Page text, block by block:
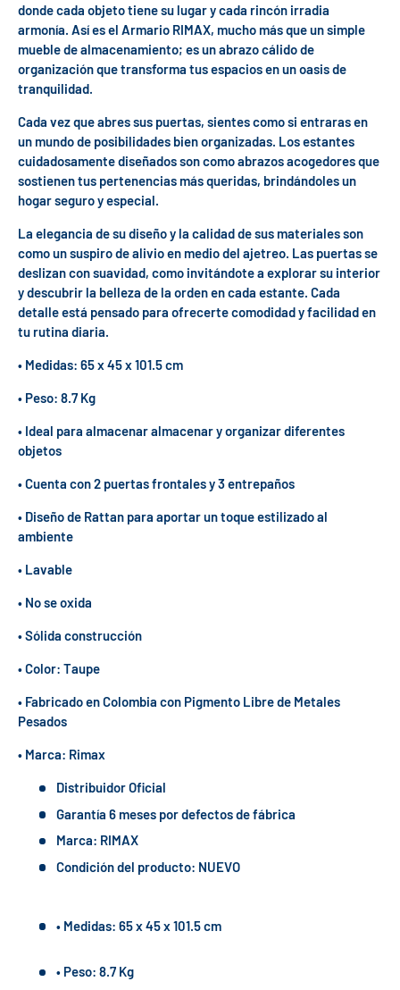
donde cada objeto tiene su lugar y cada rincón irradia
armonía. Así es el Armario RIMAX, mucho más que un simple
mueble de almacenamiento; es un abrazo cálido de
organización que transforma tus espacios en un oasis de
tranquilidad.
Cada vez que abres sus puertas, sientes como si entraras en
un mundo de posibilidades bien organizadas. Los estantes
cuidadosamente diseñados son como abrazos acogedores que
sostienen tus pertenencias más queridas, brindándoles un
hogar seguro y especial.
La elegancia de su diseño y la calidad de sus materiales son
como un suspiro de alivio en medio del ajetreo. Las puertas se
deslizan con suavidad, como invitándote a explorar su interior
y descubrir la belleza de la orden en cada estante. Cada
detalle está pensado para ofrecerte comodidad y facilidad en
tu rutina diaria.
• Medidas: 65 x 45 x 101.5 cm
• Peso: 8.7 Kg
• Ideal para almacenar almacenar y organizar diferentes
objetos
• Cuenta con 2 puertas frontales y 3 entrepaños
• Diseño de Rattan para aportar un toque estilizado al
ambiente
• Lavable
• No se oxida
• Sólida construcción
• Color: Taupe
• Fabricado en Colombia con Pigmento Libre de Metales
Pesados
• Marca: Rimax
Distribuidor Oficial
Garantía 6 meses por defectos de fábrica
Marca: RIMAX
Condición del producto: NUEVO
• Medidas: 65 x 45 x 101.5 cm
• Peso: 8.7 Kg